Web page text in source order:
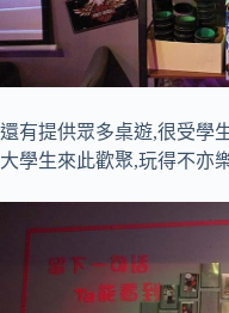
還有提供眾多桌遊,很受學
大學生來此歡聚,玩得不亦